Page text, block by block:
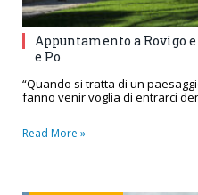
Appuntamento a Rovigo
e Po
“Quando si tratta di un
fanno venir voglia di entrarci
Read More »